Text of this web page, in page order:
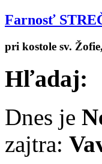
Farnosť
pri kostole sv.
Hľadaj:
Dnes je
zajtra: